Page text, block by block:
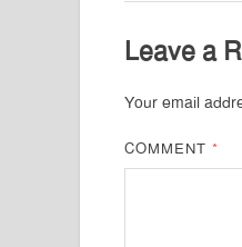
Leave a
Your email
COMMENT*